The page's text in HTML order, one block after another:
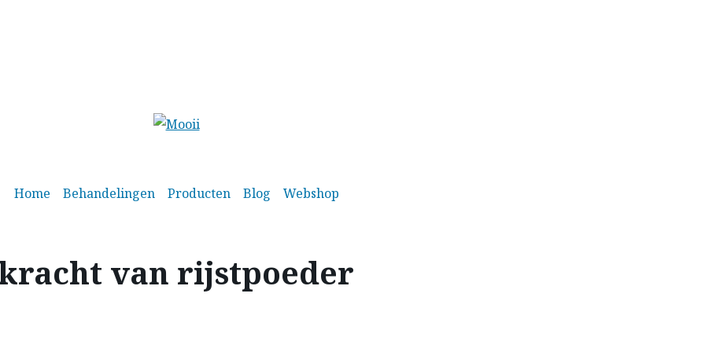
Home Behandelingen Producten Blog Webshop
van rijstpoeder